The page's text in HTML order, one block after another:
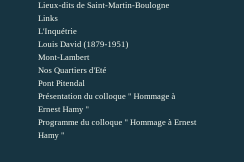
Lieux-dits de Saint-Martin-Boulogne
Links
L'Inquétrie
Louis David (1879-1951)
Mont-Lambert
Nos Quartiers d'Eté
Pont Pitendal
Présentation du colloque " Hommage à
Ernest Hamy "
Programme du colloque " Hommage à Ernest
Hamy "